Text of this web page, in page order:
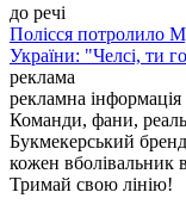
до речі
Полісся потролило
України: "Челсі, ти
реклама
рекламна інформація
Команди, фани,
Букмекерський
кожен вболівальник
Тримай свою лінію!